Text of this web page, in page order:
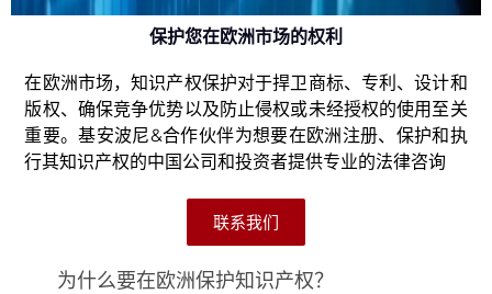
保护您在欧洲市场的权利
在欧洲市场，知识产权保护对于捍卫商标、专利、设计和
版权、确保竞争优势以及防止侵权或未经授权的使用至关
重要。基安波尼&合作伙伴为想要在欧洲注册、保护和执
行其知识产权的中国公司和投资者提供专业的法律咨询
联系我们
为什么要在欧洲保护知识产权？